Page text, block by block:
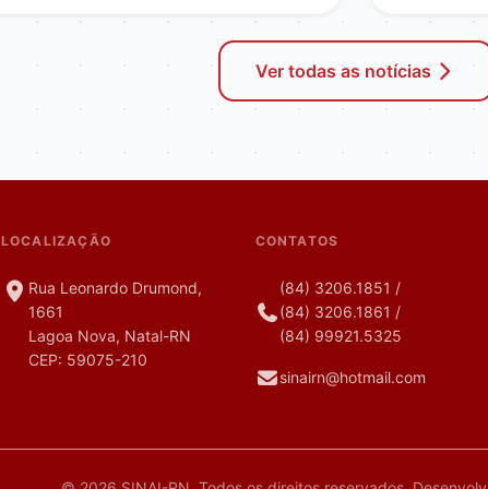
Ver todas as notícias
LOCALIZAÇÃO
Rua Leonardo Drumond,
1661
Lagoa Nova, Natal-RN
CEP: 59075-210
CONTATOS
(84) 3206.1851 /
(84) 3206.1861 /
(84) 99921.5325
sinairn@hotmail.com